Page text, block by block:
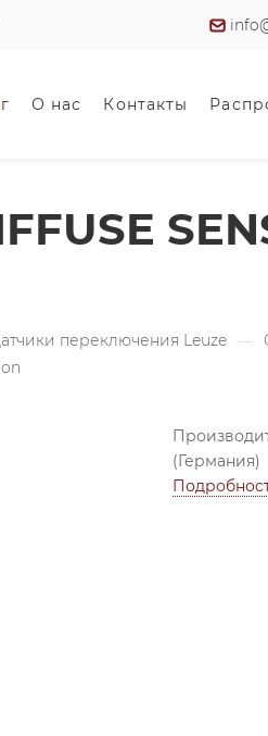
О нас Контакты
переключения Leuze —
(Германия)